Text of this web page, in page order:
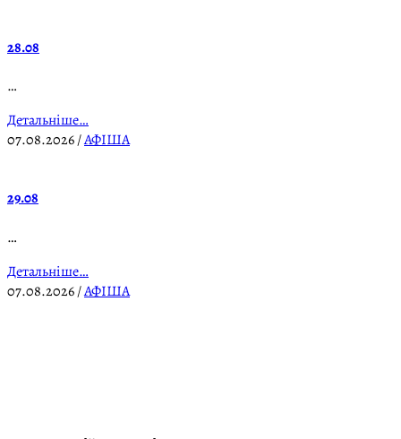
28.08
…
Детальніше…
07.08.2026/АФІША
29.08
…
Детальніше…
07.08.2026/АФІША